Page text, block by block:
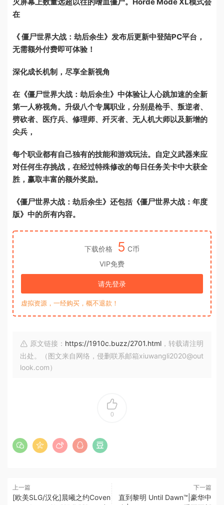
在
《 僵尸世界大战：劫后余生》发布后更新中登陆PC平台，
无需额外付费即可体验！
深化成长机制，尽享全新视角
在《僵尸世界大战：劫后余生》中体验让人心跳加速的全新
第一人称视角。升级八个专属职业，分别是枪手、叛逆者、
劈砍者、医疗兵、修理师、歼灭者、无人机大师以及新增的
尖兵，
每个职业都有自己独有的技能和游戏玩法。自定义武器来应
对任何生存挑战，在经过特殊修改的每日任务关卡中大获全
胜，赢取丰富的额外奖励。
《僵尸世界大战：劫后余生》还包括《僵尸世界大战：年度
版》中的所有内容。
下载价格 5 C币
VIP免费
请先登录
虚拟资源，一经购买，概不退款！
原文链接： https://1910c.buzz/2701.html ，转载请注明
出处。（图文来自网络，侵删联系邮箱xiuwangli2020@out
look.com）
0
上一篇
[欧美SLG/汉化]晨曦之约Coven
下一篇
直到黎明 Until Dawn™|豪华中